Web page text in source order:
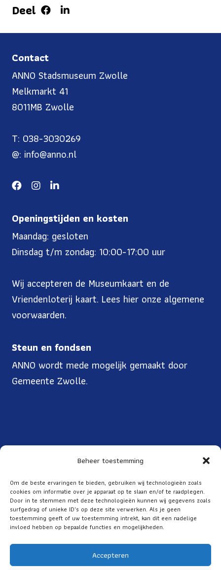
Beheer toestemming
Om de beste ervaringen te bieden, gebruiken wij technologieën zoals
cookies om informatie over je apparaat op te slaan en/of te raadplegen.
Door in te stemmen met deze technologieën kunnen wij gegevens zoals
surfgedrag of unieke ID's op deze site verwerken. Als je geen
toestemming geeft of uw toestemming intrekt, kan dit een nadelige
invloed hebben op bepaalde functies en mogelijkheden.
Accepteren
Deel
Contact
ANNO Stadsmuseum Zwolle
Melkmarkt 41
8011MB Zwolle
T: 038-3030269
@: info@anno.nl
Openingstijden en kosten
Maandag: gesloten
Dinsdag t/m zondag: 10:00-17:00 uur
Wij accepteren de Museumkaart en de
Vriendenloterij kaart. Lees hier onze algemene
voorwaarden.
Steun en fondsen
ANNO wordt mede mogelijk gemaakt door
Gemeente Zwolle.
Toegankelijkheid
Over ANNO
ANBI
Privacy